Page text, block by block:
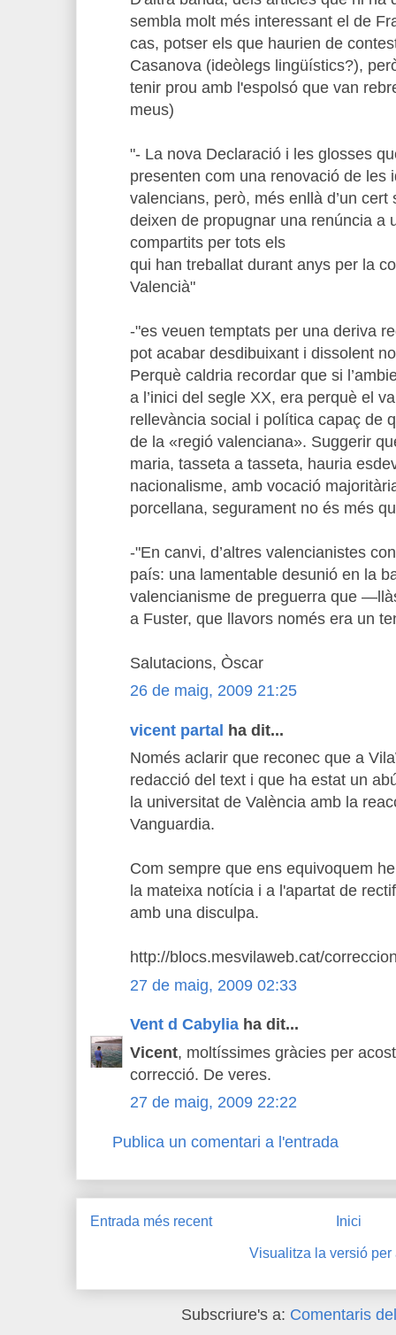
sembla molt més interessant el de
cas, potser els que haurien de
Casanova (ideòlegs lingüístics?),
tenir prou amb l'espolsó que van
meus)
"- La nova Declaració i les glosses
presenten com una renovació de les
valencians, però, més enllà d’un
deixen de propugnar una renúncia a
compartits per tots els
qui han treballat durant anys per la
Valencià"
-"es veuen temptats per una deriva
pot acabar desdibuixant i dissolent
Perquè caldria recordar que si
a l’inici del segle XX, era perquè el
rellevància social i política capaç de
de la «regió valenciana». Suggerir
maria, tasseta a tasseta, hauria
nacionalisme, amb vocació
porcellana, segurament no és més
-"En canvi, d’altres valencianistes
país: una lamentable desunió en la
valencianisme de preguerra que
a Fuster, que llavors només era un
Salutacions, Òscar
26 de maig, 2009 21:25
vicent partal ha dit...
Només aclarir que reconec que a
redacció del text i que ha estat un
la universitat de València amb la
Vanguardia.
Com sempre que ens equivoquem
la mateixa notícia i a l'apartat de
amb una disculpa.
http://blocs.mesvilaweb.cat/
27 de maig, 2009 02:33
Vent d Cabylia ha dit...
Vicent, moltíssimes gràcies per
correcció. De veres.
27 de maig, 2009 22:22
Publica un comentari a l'entrada
Entrada més recent Inici
Visualitza la versió per
Subscriure's a: Comentaris